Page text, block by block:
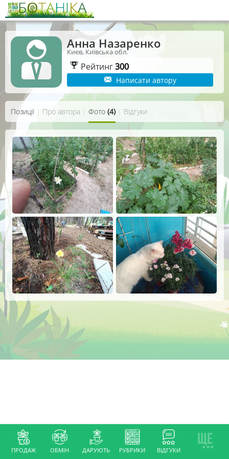
ПРОДАЖ ОБМІН ДАРУЮТЬ РУБРИКИ ВІДГУКИ
Анна Назаренко
Киев, Київська обл.
Рейтинг300
Написати автору
Позиції| Про автора | Фото (4)| Відгуки